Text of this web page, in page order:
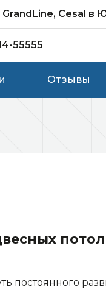
Cesal
55555
Отзывы
постоянного